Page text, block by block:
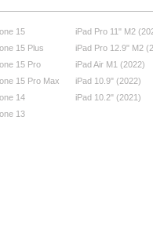
15
15 Plus
15 Pro
15 Pro Max
14
13
iPad Pro 11" M2
iPad Pro 12.9" M2
iPad Air M1 (2022)
iPad 10.9" (2022)
iPad 10.2" (2021)